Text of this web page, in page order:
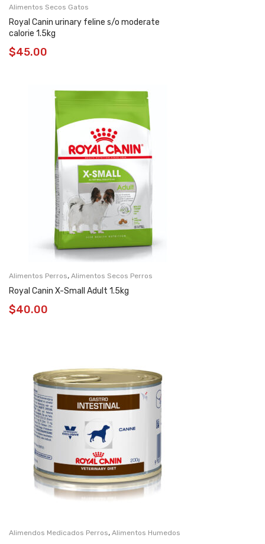
Alimentos Secos Gatos
Royal Canin urinary feline s/o moderate
calorie 1.5kg
$45.00
Alimentos Perros, Alimentos Secos Perros
Royal Canin X-Small Adult 1.5kg
$40.00
Alimendos Medicados Perros, Alimentos Humedos